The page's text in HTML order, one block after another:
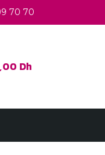
70 70
Dh